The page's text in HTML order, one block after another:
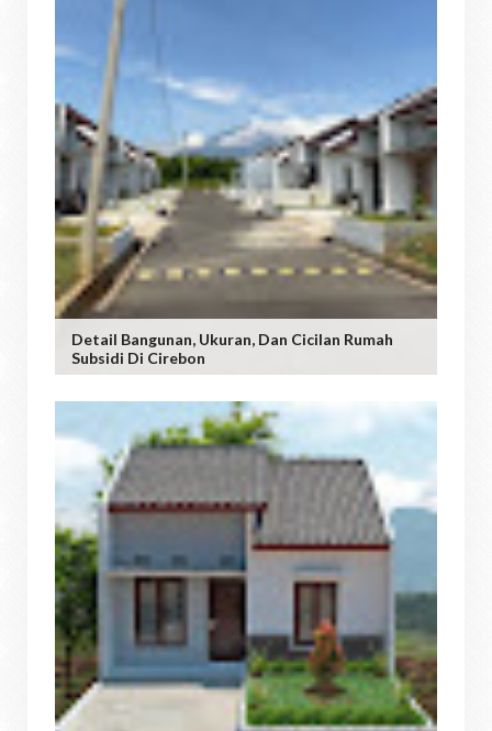
Detail Bangunan, Ukuran, Dan Cicilan Rumah
Subsidi Di Cirebon